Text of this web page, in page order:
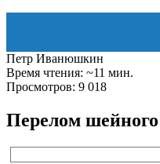
Петр Иванюшкин
Время чтения: ~11 мин.
Просмотров: 9 018
Перелом шейного